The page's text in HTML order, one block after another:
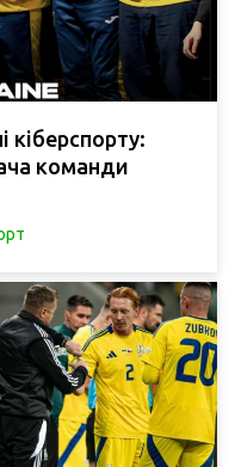
кіберспорту:
команди